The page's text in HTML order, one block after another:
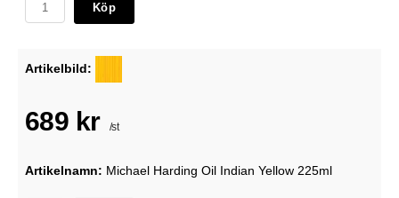
Köp
Artikelbild:
689 kr /st
Artikelnamn: Michael Harding Oil Indian Yellow 225ml